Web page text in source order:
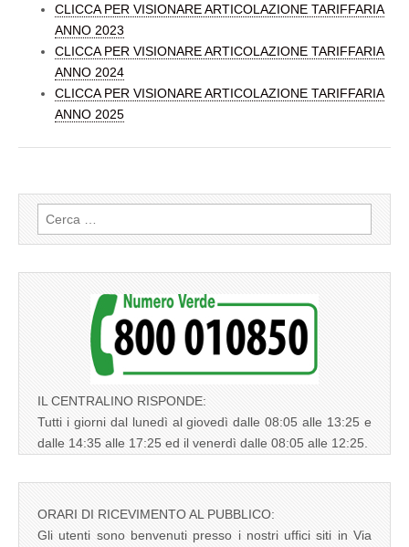
CLICCA PER VISIONARE ARTICOLAZIONE TARIFFARIA
ANNO 2023
CLICCA PER VISIONARE ARTICOLAZIONE TARIFFARIA
ANNO 2024
CLICCA PER VISIONARE ARTICOLAZIONE TARIFFARIA
ANNO 2025
Ricerca
per:
IL CENTRALINO RISPONDE:
Tutti i giorni dal lunedì al giovedì dalle 08:05 alle 13:25 e
dalle 14:35 alle 17:25 ed il venerdì dalle 08:05 alle 12:25.
ORARI DI RICEVIMENTO AL PUBBLICO:
Gli utenti sono benvenuti presso i nostri uffici siti in Via